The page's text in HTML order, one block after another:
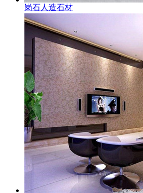
岗石人造石材